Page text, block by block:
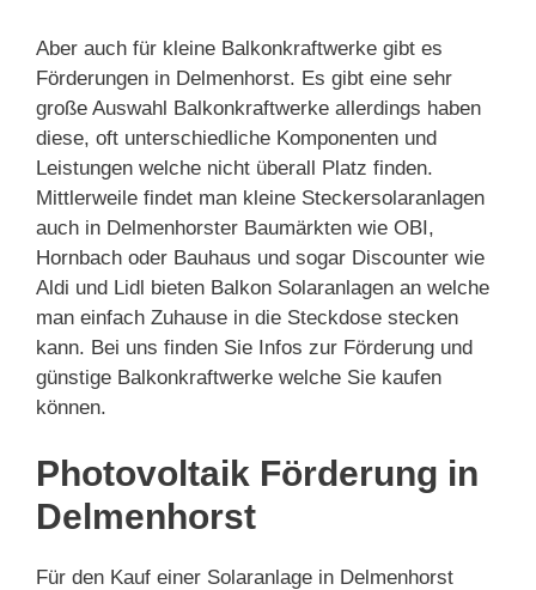
Aber auch für kleine Balkonkraftwerke gibt es
Förderungen in Delmenhorst. Es gibt eine sehr
große Auswahl Balkonkraftwerke allerdings haben
diese, oft unterschiedliche Komponenten und
Leistungen welche nicht überall Platz finden.
Mittlerweile findet man kleine Steckersolaranlagen
auch in Delmenhorster Baumärkten wie OBI,
Hornbach oder Bauhaus und sogar Discounter wie
Aldi und Lidl bieten Balkon Solaranlagen an welche
man einfach Zuhause in die Steckdose stecken
kann. Bei uns finden Sie Infos zur Förderung und
günstige Balkonkraftwerke welche Sie kaufen
können.
Photovoltaik Förderung in
Delmenhorst
Für den Kauf einer Solaranlage in Delmenhorst